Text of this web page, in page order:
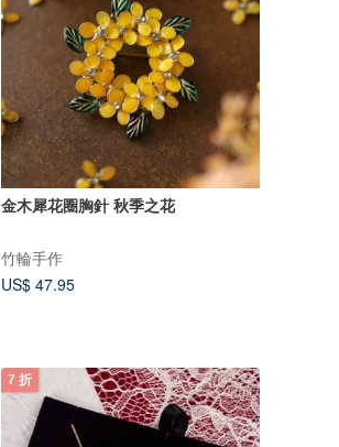
金木犀花圈胸針 秋季之花
竹輪手作
US$ 47.95
7 折